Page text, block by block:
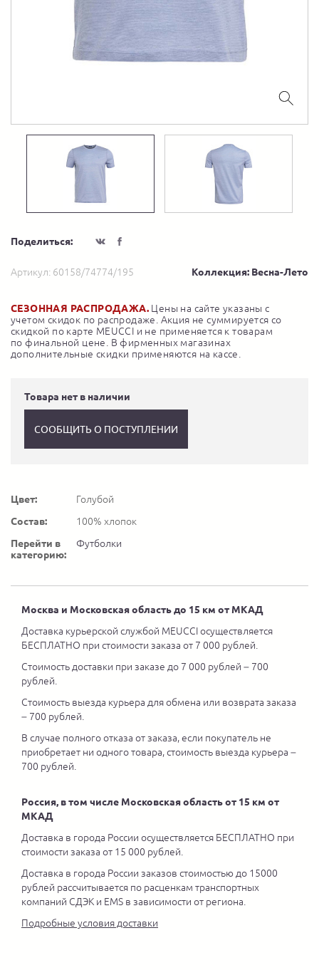
Поделиться:
Артикул: 60158/74774/195 Коллекция: Весна-Лето
СЕЗОННАЯ РАСПРОДАЖА. Цены на сайте указаны с
учетом скидок по распродаже. Акция не суммируется со
скидкой по карте MEUCCI и не применяется к товарам
по финальной цене. В фирменных магазинах
дополнительные скидки применяются на кассе.
Товара нет в наличии
СООБЩИТЬ О ПОСТУПЛЕНИИ
Цвет:
Голубой
Состав:
100% хлопок
Перейти в
категорию:
Футболки
Москва и Московская область до 15 км от МКАД
Доставка курьерской службой MEUCCI осуществляется
БЕСПЛАТНО при стоимости заказа от 7 000 рублей.
Стоимость доставки при заказе до 7 000 рублей – 700
рублей.
Стоимость выезда курьера для обмена или возврата заказа
– 700 рублей.
В случае полного отказа от заказа, если покупатель не
приобретает ни одного товара, стоимость выезда курьера –
700 рублей.
Россия, в том числе Московская область от 15 км от
МКАД
Доставка в города России осуществляется БЕСПЛАТНО при
стоимости заказа от 15 000 рублей.
Доставка в города России заказов стоимостью до 15000
рублей рассчитывается по расценкам транспортных
компаний СДЭК и EMS в зависимости от региона.
Подробные условия доставки